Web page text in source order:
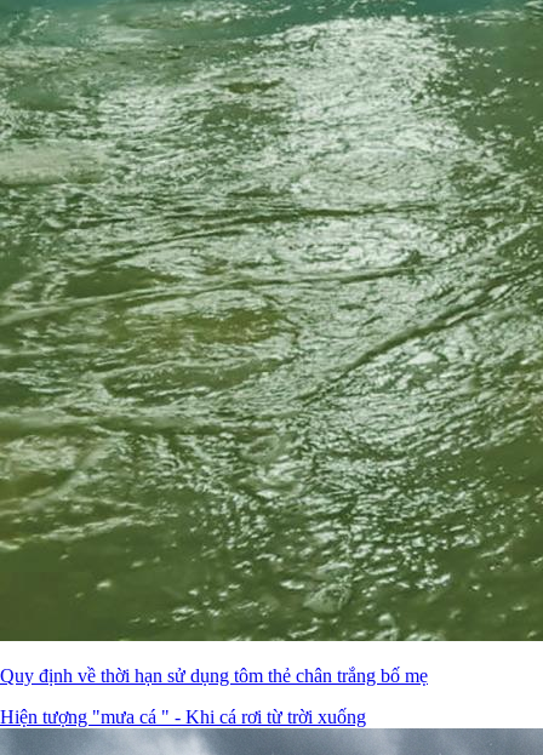
Quy định về thời hạn sử dụng tôm thẻ chân trắng bố mẹ
Hiện tượng "mưa cá " - Khi cá rơi từ trời xuống